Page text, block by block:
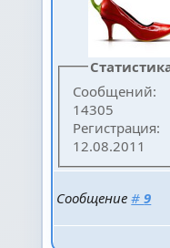
Сообщений:
14305
Регистрация:
12.08.2011
Сообщение#9